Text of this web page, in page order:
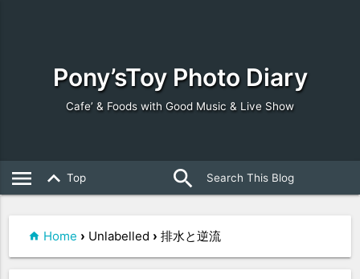
Pony’sToy Photo Diary
Cafe’ & Foods with Good Music & Live Show
menu keyboard_arrow_up Top search
Home › Unlabelled › 排水と逆流